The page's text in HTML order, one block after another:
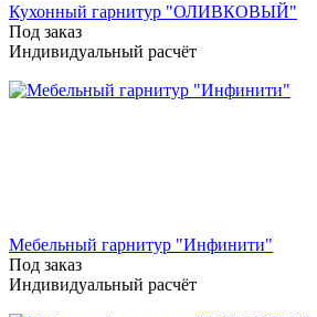
Кухонный гарнитур "ОЛИВКОВЫЙ"
Под заказ
Индивидуальный расчёт
Мебельный гарнитур "Инфинити"
Под заказ
Индивидуальный расчёт